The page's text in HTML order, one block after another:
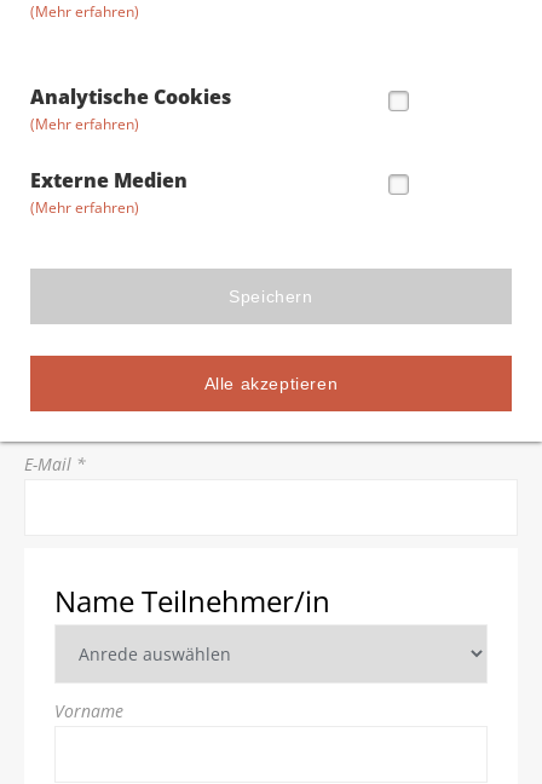
(Mehr erfahren)
Analytische Cookies
(Mehr erfahren)
Externe Medien
(Mehr erfahren)
Speichern
Alle akzeptieren
Stadt *
E-Mail *
Name Teilnehmer/in
Vorname